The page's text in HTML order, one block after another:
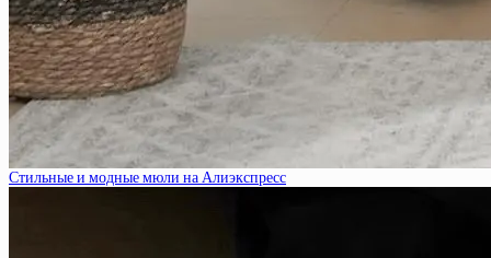
Стильные и модные мюли на Алиэкспресс